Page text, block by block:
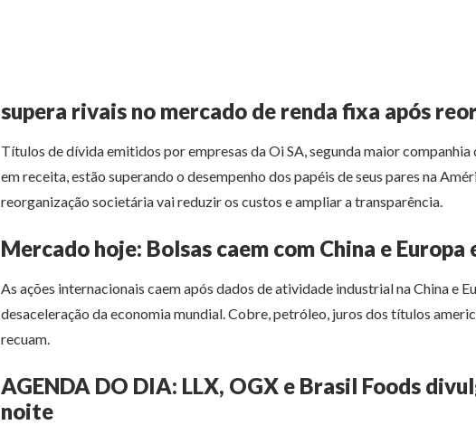
supera rivais no mercado de renda fixa após
Títulos de dívida emitidos por empresas da Oi SA, segunda maior
em receita, estão superando o desempenho dos papéis de seus pares na
reorganização societária vai reduzir os custos e ampliar a transparência.
Mercado hoje: Bolsas caem com China e Europa
As ações internacionais caem após dados de atividade industrial na China e
desaceleração da economia mundial. Cobre, petróleo, juros dos títulos
recuam.
AGENDA DO DIA: LLX, OGX e Brasil Foods
noite